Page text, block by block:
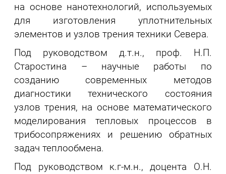
на основе нанотехнологий, используемых
для изготовления уплотнительных
элементов и узлов трения техники Севера.
Под руководством д.т.н., проф. Н.П.
Старостина – научные работы по
созданию современных методов
диагностики технического состояния
узлов трения, на основе математического
моделирования тепловых процессов в
трибосопряжениях и решению обратных
задач теплообмена.
Под руководством к.г-м.н., доцента О.Н.